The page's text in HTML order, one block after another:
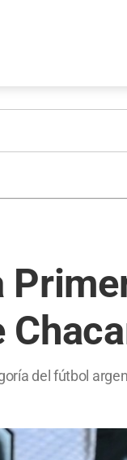
del fútbol